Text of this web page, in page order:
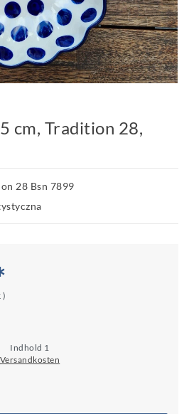
cm, Tradition 28,
28 Bsn 7899
)
Indhold 1
Versandkosten